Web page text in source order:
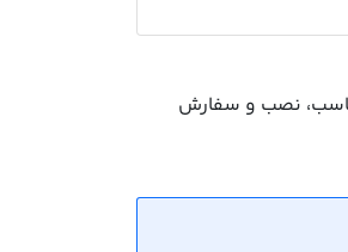
مناسب، نصب و سفارش